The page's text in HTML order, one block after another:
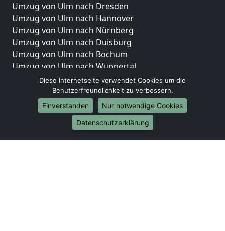
Umzug von Ulm nach Dresden
Umzug von Ulm nach Hannover
Umzug von Ulm nach Nürnberg
Umzug von Ulm nach Duisburg
Umzug von Ulm nach Bochum
Umzug von Ulm nach Wuppertal
Umzug von Ulm nach Bielefeld
Umzug von Ulm nach Bonn
Umzug von Ulm nach Münster
Internationale-Umzüge
Umzug von Ulm nach Brasilien
Diese Internetseite verwendet Cookies um die
Benutzerfreundlichkeit zu verbessern.
Einverstanden
Nur notwendige Cookies
Datenschutzerklärung